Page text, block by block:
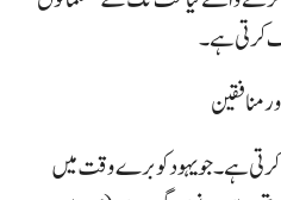
کرتی ہے۔
ہے۔ جو یہود کو برے وقت میں